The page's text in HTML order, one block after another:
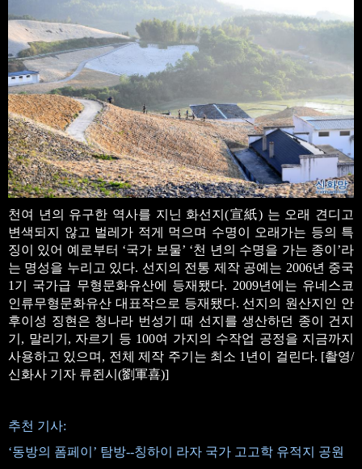
천여 년의 유구한 역사를 지닌 화선지(宣紙) 는 오래 견디고
변색되지 않고 벌레가 적게 먹으며 수명이 오래가는 등의 특
징이 있어 예로부터 ‘국가 보물’ ‘천 년의 수명을 가는 종이’라
는 명성을 누리고 있다. 선지의 전통 제작 공예는 2006년 중국
1기 국가급 무형문화유산에 등재됐다. 2009년에는 유네스코
인류무형문화유산 대표작으로 등재됐다. 선지의 원산지인 안
후이성 징현은 청나라 번성기 때 선지를 생산하던 종이 건지
기, 말리기, 자르기 등 100여 가지의 수작업 공정을 지금까지
사용하고 있으며, 전체 제작 주기는 최소 1년이 걸린다. [촬영/
신화사 기자 류쥔시(劉軍喜)]
추천 기사:
‘동방의 폼페이’ 탐방--칭하이 라자 국가 고고학 유적지 공원